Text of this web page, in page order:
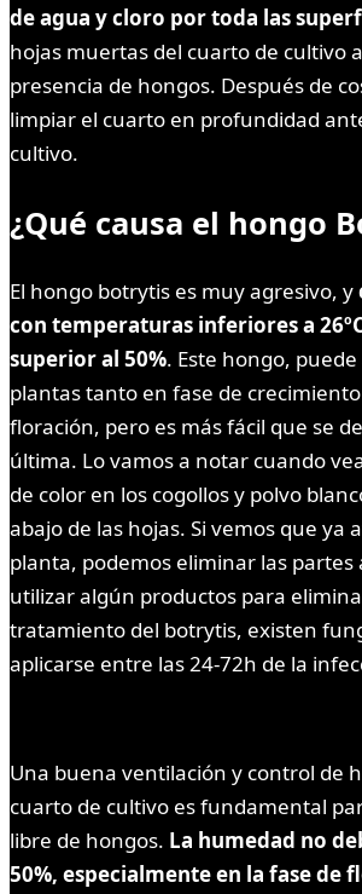
de agua y cloro por toda las
hojas muertas del cuarto de cultivo
presencia de hongos. Después de
limpiar el cuarto en profundidad
cultivo.
¿Qué causa el hongo
El hongo botrytis es muy agresivo, y
con temperaturas inferiores a
superior al 50%. Este hongo,
plantas tanto en fase de
floración, pero es más fácil que se
última. Lo vamos a notar cuando
de color en los cogollos y polvo
abajo de las hojas. Si vemos que ya
planta, podemos eliminar las partes
utilizar algún productos para
tratamiento del botrytis, existen
aplicarse entre las 24-72h de la
Una buena ventilación y control de
cuarto de cultivo es fundamental
libre de hongos. La humedad no
50%, especialmente en la fase de